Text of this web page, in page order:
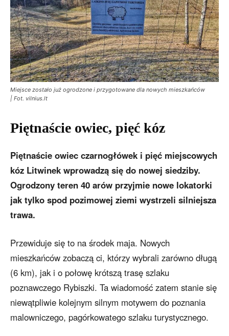
Miejsce zostało już ogrodzone i przygotowane dla nowych mieszkańców
| Fot. vilnius.lt
Piętnaście owiec, pięć kóz
Piętnaście owiec czarnogłówek i pięć miejscowych
kóz Litwinek wprowadzą się do nowej siedziby.
Ogrodzony teren 40 arów przyjmie nowe lokatorki
jak tylko spod pozimowej ziemi wystrzeli silniejsza
trawa.
Przewiduje się to na środek maja. Nowych
mieszkańców zobaczą ci, którzy wybrali zarówno długą
(6 km), jak i o połowę krótszą trasę szlaku
poznawczego Rybiszki. Ta wiadomość zatem stanie się
niewątpliwie kolejnym silnym motywem do poznania
malowniczego, pagórkowatego szlaku turystycznego.